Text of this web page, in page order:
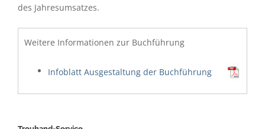
des Jahresumsatzes.
Weitere Informationen zur Buchführung
Infoblatt Ausgestaltung der Buchführung